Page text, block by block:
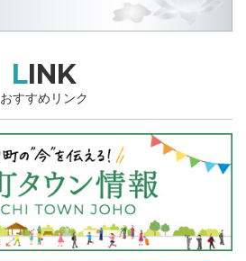
LINK
おすすめリンク